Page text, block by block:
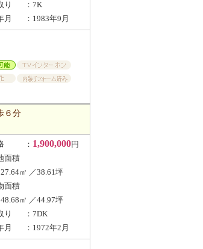
り
：7K
月
：1983年9月
６分
： 1,900,000円
面積
㎡ ／38.61坪
面積
㎡ ／44.97坪
り
：7DK
月
：1972年2月